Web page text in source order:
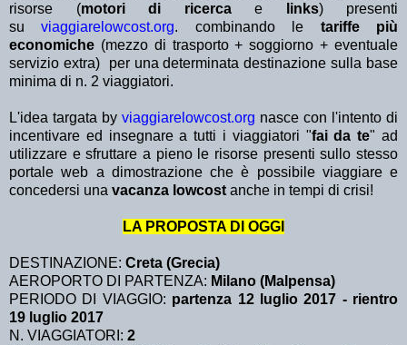
risorse (motori di ricerca e links) presenti
suviaggiarelowcost.org. combinando le tariffe più
economiche (mezzo di trasporto + soggiorno + eventuale
servizio extra)
per una determinata destinazione sulla base
minima di n. 2 viaggiatori.
L'idea targata by viaggiarelowcost.org nasce con l'intento di
incentivare ed insegnare a tutti i viaggiatori "fai da te" ad
utilizzare e sfruttare a pieno le risorse presenti sullo stesso
portale web a dimostrazione che è possibile viaggiare e
concedersi una vacanza lowcost anche in tempi di crisi!
LA PROPOSTA DI OGGI
DESTINAZIONE: Creta (Grecia)
AEROPORTO DI PARTENZA: Milano (Malpensa)
PERIODO DI VIAGGIO: partenza 12 luglio 2017 - rientro
19 luglio 2017
N. VIAGGIATORI: 2